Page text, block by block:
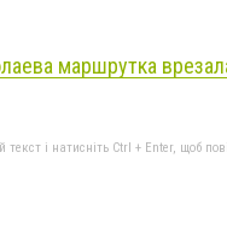
маршрутка
і натисніть Ctrl + Enter, щоб